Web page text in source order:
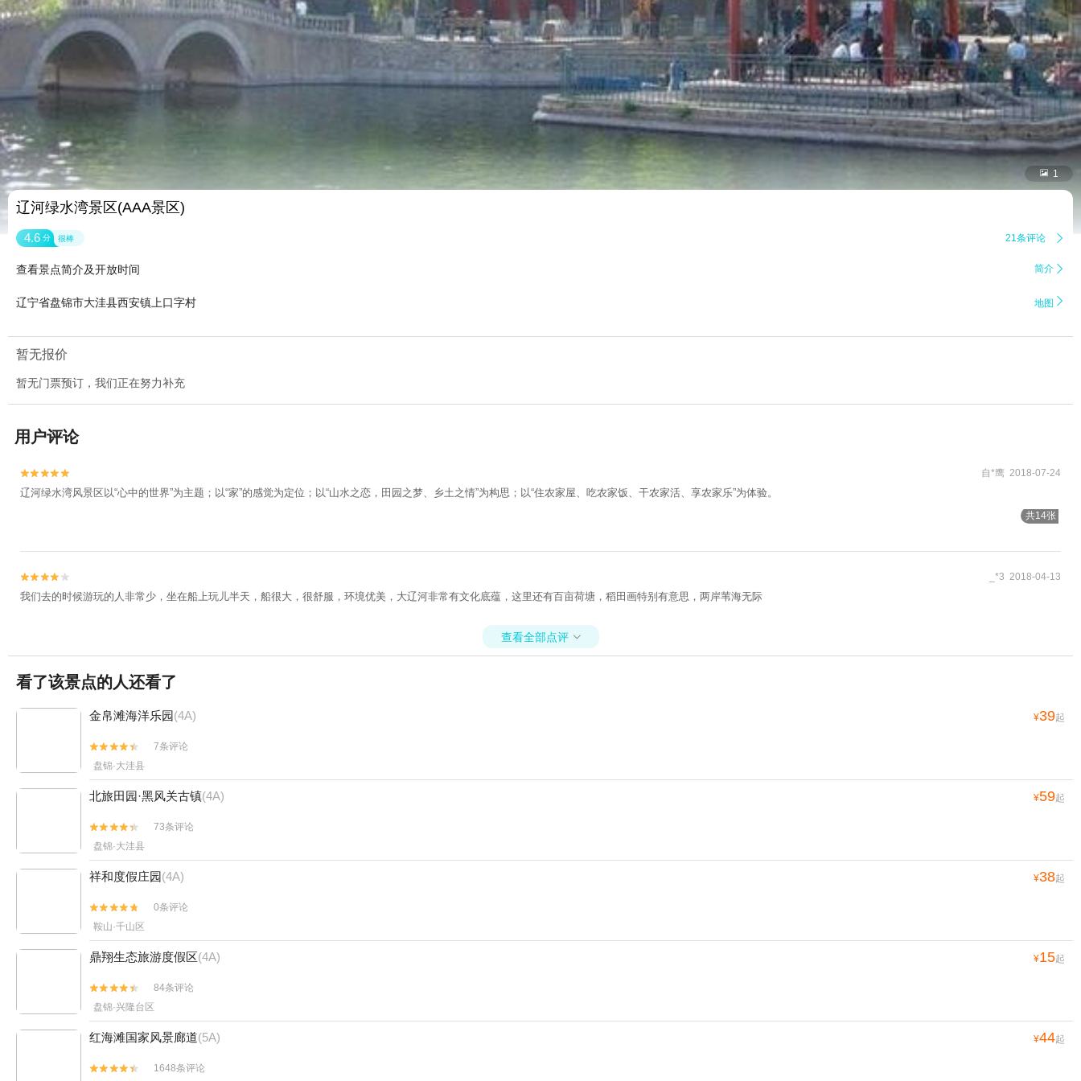
 1
辽河绿水湾景区(AAA景区)
4.6 分 很棒 21条评论 
查看景点简介及开放时间 简介 
辽宁省盘锦市大洼县西安镇上口字村 地图 
暂无报价
暂无门票预订，我们正在努力补充
用户评论

 自*鹰 2018-07-24
辽河绿水湾风景区以“心中的世界”为主题；以“家”的感觉为定位；以“山水之恋，田园之梦、乡土之情”为构思；以“住农家屋、吃农家饭、干农家活、享农家乐”为体验。
共14张

 _*3 2018-04-13
我们去的时候游玩的人非常少，坐在船上玩儿半天，船很大，很舒服，环境优美，大辽河非常有文化底蕴，这里还有百亩荷塘，稻田画特别有意思，两岸苇海无际
查看全部点评 
看了该景点的人还看了
金帛滩海洋乐园(4A) ¥39起


7条评论
盘锦·大洼县
北旅田园·黑风关古镇(4A) ¥59起


73条评论
盘锦·大洼县
祥和度假庄园(4A) ¥38起


0条评论
鞍山·千山区
鼎翔生态旅游度假区(4A) ¥15起


84条评论
盘锦·兴隆台区
红海滩国家风景廊道(5A) ¥44起

 1648条评论